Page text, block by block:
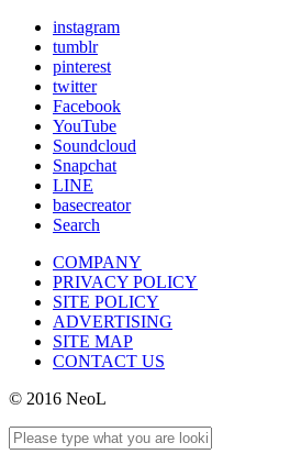
instagram
tumblr
pinterest
twitter
Facebook
YouTube
Soundcloud
Snapchat
LINE
basecreator
Search
COMPANY
PRIVACY POLICY
SITE POLICY
ADVERTISING
SITE MAP
CONTACT US
© 2016 NeoL